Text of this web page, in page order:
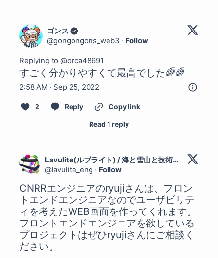
ゴンス
@gongongons_web3 · Follow
Replying to @orca48691
すごく分かりやすくて最高でした🌈🌈
2:58 AM · Sep 25, 2022
2 Reply Copy link
Read 1 reply
Lavulite(ルブライト) / 海と雪山と技術が好きなエンジニア
@lavulite_eng · Follow
CNRRエンジニアのryujiさんは、フロン
トエンドエンジニアなのでユーザビリテ
ィを考えたWEB画面を作ってくれます。
フロントエンドエンジニアを欲している
プロジェクトはぜひryujiさんにご相談く
ださい。